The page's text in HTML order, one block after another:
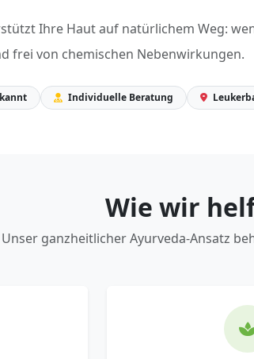
Ihre Haut auf natürlichem Weg:
frei von chemischen Nebenwirkungen.
Individuelle Beratung
Wie wir
Unser ganzheitlicher Ayurveda-Ansatz